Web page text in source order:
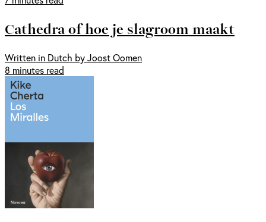
Cathedra of hoe je slagroom maakt
Written in Dutch by Joost Oomen
8 minutes read